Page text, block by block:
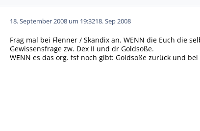
18. September 2008 um 19:3218. Sep 2008
Frag mal bei Flenner / Skandix an. WENN die Euch die
Gewissensfrage zw. Dex II und dr Goldsoße.
WENN es das org. fsf noch gibt: Goldsoße zurück und